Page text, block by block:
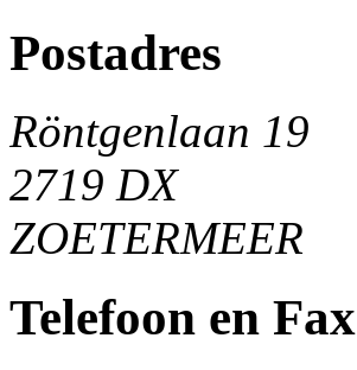
Postadres
Röntgenlaan 19
2719 DX
ZOETERMEER
Telefoon en Fax